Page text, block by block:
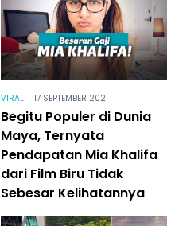
VIRAL | 17 SEPTEMBER 2021
Begitu Populer di Dunia
Maya, Ternyata
Pendapatan Mia Khalifa
dari Film Biru Tidak
Sebesar Kelihatannya